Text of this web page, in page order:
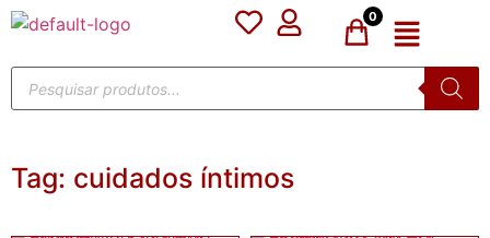
0
Tag: cuidados íntimos